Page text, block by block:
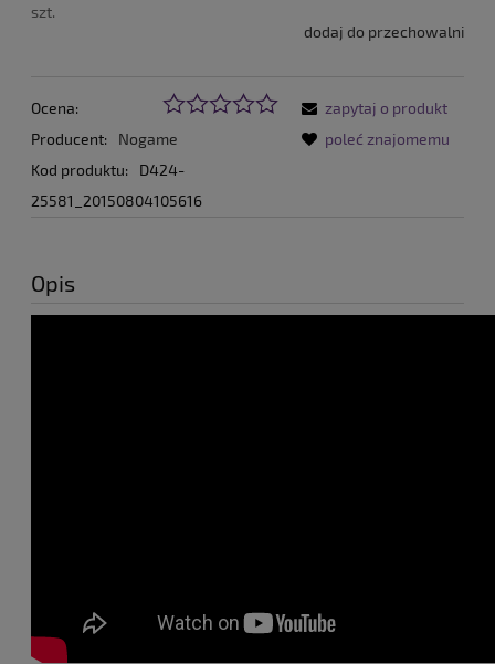
szt.
dodaj do przechowalni
Ocena:
Producent:
Nogame
Kod produktu:
D424-
25581_20150804105616
zapytaj o produkt
poleć znajomemu
Opis